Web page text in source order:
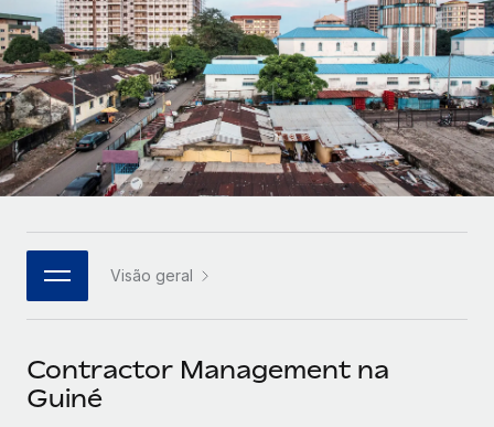
Obtenha apoio especializado em RH e
conformidade globais
CASE STUDIES
Español
Italiano
Português (Portugal)
日本語
한국어
中文（简体）
Visão geral
Contractor Management na
Guiné